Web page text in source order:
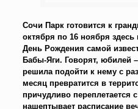
Сочи Парк готовится к
октября по 16 ноября здесь
День Рождения самой
Бабы-Яги. Говорят, юбилей
решила подойти к нему с
месяц превратится в
причудливо переплетается
нашептывает расписание